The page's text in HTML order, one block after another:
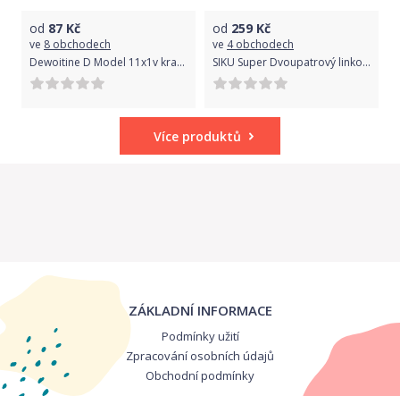
od 87 Kč
ve 8 obchodech
Dewoitine D Model 11x1v krabici 25x14,5x4,5cm 1:72
od 259 Kč
ve 4 obchodech
SIKU Super Dvoupatrový linkový autobus MAN 1:87
Více produktů
ZÁKLADNÍ INFORMACE
Podmínky užití
Zpracování osobních údajů
Obchodní podmínky